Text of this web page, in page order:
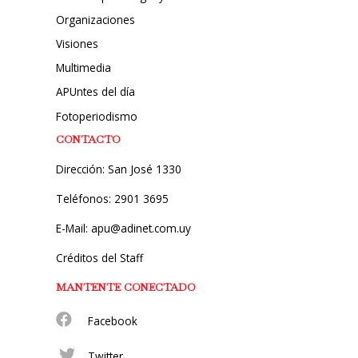
Organizaciones
Visiones
Multimedia
APUntes del día
Fotoperiodismo
CONTACTO
Dirección: San José 1330
Teléfonos: 2901 3695
E-Mail: apu@adinet.com.uy
Créditos del Staff
MANTENTE CONECTADO
Facebook